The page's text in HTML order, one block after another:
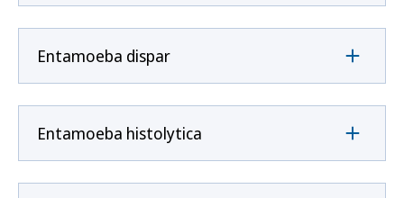
Entamoeba dispar
Entamoeba histolytica